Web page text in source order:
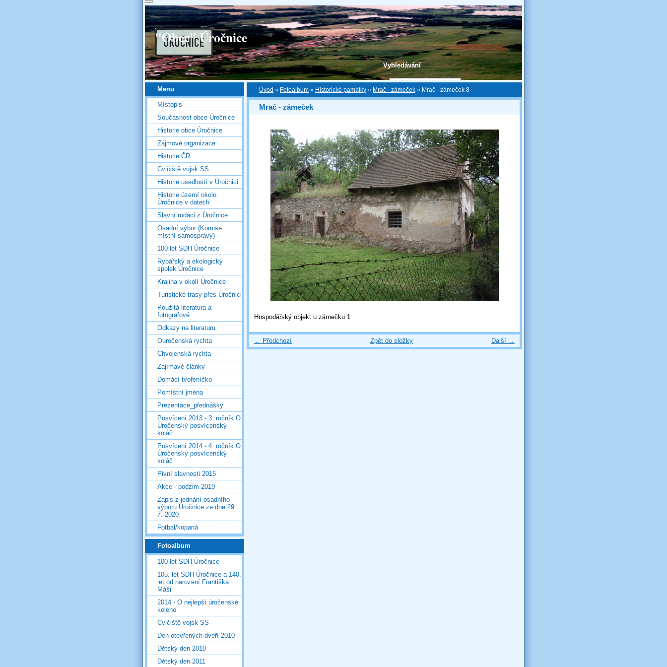
Vyhledávání
"Obec" Úročnice
Úvod » Fotoalbum » Historické památky » Mrač - zámeček » Mrač - zámeček 8
Mrač - zámeček
Hospodářský objekt u zámečku 1
← Předchozí Další →
Zpět do složky
Menu
Místopis
Současnost obce Úročnice
Historie obce Úročnice
Zájmové organizace
Historie ČR
Cvičiště vojsk SS
Historie usedlostí v Úročnici
Historie území okolo
Úročnice v datech
Slavní rodáci z Úročnice
Osadní výbor (Komise
místní samosprávy)
100 let SDH Úročnice
Rybářský a ekologický
spolek Úročnice
Krajina v okolí Úročnice
Turistické trasy přes Úročnici
Použitá literatura a
fotografové
Odkazy na literaturu
Ouročenská rychta
Chvojenská rychta
Zajímavé články
Domácí tvořeníčko
Pomístní jména
Prezentace_přednášky
Posvícení 2013 - 3. ročník O
Úročenský posvícenský
koláč
Posvícení 2014 - 4. ročník O
Úročenský posvícenský
koláč
Pivní slavnosti 2015
Akce - podzim 2019
Zápis z jednání osadního
výboru Úročnice ze dne 29.
7. 2020
Fotbal/kopaná
Fotoalbum
100 let SDH Úročnice
105. let SDH Úročnice a 140.
let od narození Františka
Máši
2014 - O nejlepší úročenské
koleno
Cvičiště vojsk SS
Den otevřených dveří 2010
Dětský den 2010
Dětský den 2011